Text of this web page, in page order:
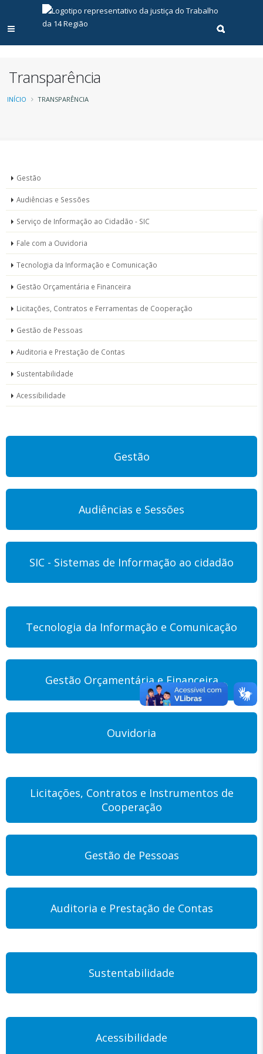
Abrir menu principal
Realizar
Transparência
Trilha
INÍCIO TRANSPARÊNCIA
Transparência
Gestão
Audiências e Sessões
Serviço de Informação ao Cidadão - SIC
Fale com a Ouvidoria
Tecnologia da Informação e Comunicação
Gestão Orçamentária e Financeira
Licitações, Contratos e Ferramentas de Cooperação
Gestão de Pessoas
Auditoria e Prestação de Contas
Sustentabilidade
Acessibilidade
Gestão
Audiências e Sessões
SIC - Sistemas de Informação ao cidadão
Tecnologia da Informação e Comunicação
Gestão Orçamentária e Financeira
Ouvidoria
Licitações, Contratos e Instrumentos de
Cooperação
Gestão de Pessoas
Auditoria e Prestação de Contas
Sustentabilidade
Acessibilidade